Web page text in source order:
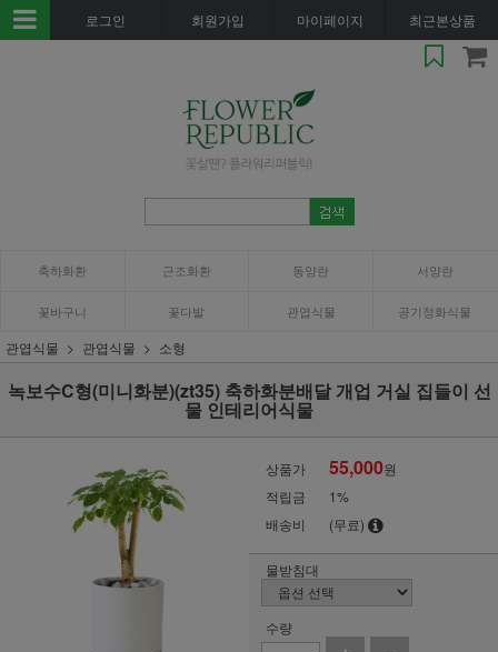
로그인 회원가입 마이페이지 최근본상품
축하화환 근조화환 동양란 서양란
꽃바구니 꽃다발 관엽식물 공기정화식물
관엽식물 관엽식물 소형
녹보수C형(미니화분)(zt35) 축하화분배달 개업 거실 집들이 선
물 인테리어식물
상품가 55,000원
적립금
1%
배송비
(무료)
물받침대
수량